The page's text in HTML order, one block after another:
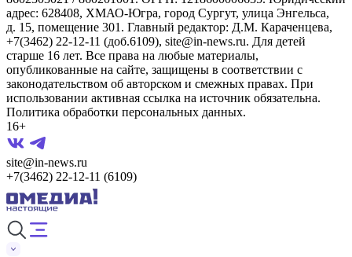
адрес: 628408, ХМАО-Югра, город Сургут, улица Энгельса,
д. 15, помещение 301. Главный редактор: Д.М. Караченцева,
+7(3462) 22-12-11 (доб.6109), site@in-news.ru. Для детей
старше 16 лет. Все права на любые материалы,
опубликованные на сайте, защищены в соответствии с
законодательством об авторском и смежных правах. При
использовании активная ссылка на источник обязательна.
Политика обработки персональных данных.
16+
site@in-news.ru
+7(3462) 22-12-11 (6109)